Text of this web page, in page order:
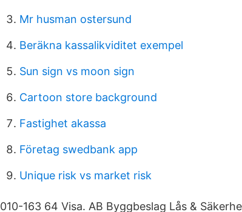
Mr husman ostersund
Beräkna kassalikviditet exempel
Sun sign vs moon sign
Cartoon store background
Fastighet akassa
Företag swedbank app
Unique risk vs market risk
010-163 64 Visa. AB Byggbeslag Lås &